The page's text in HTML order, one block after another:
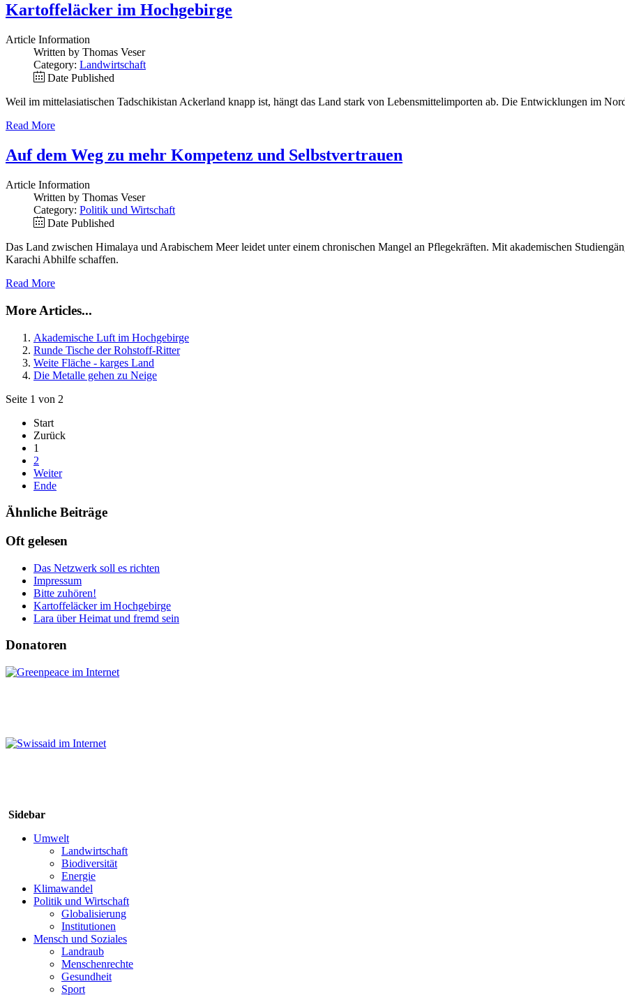
Kartoffeläcker im Hochgebirge
Article Information
Written by Thomas Veser
Category: Landwirtschaft
Date Published
Weil im mittelasiatischen Tadschikistan Ackerland knapp ist, hängt das Land stark von Lebensmittelimporten ab. Die Entwicklungen im
Read More
Auf dem Weg zu mehr Kompetenz und Selbstvertrauen
Article Information
Written by Thomas Veser
Category: Politik und Wirtschaft
Date Published
Das Land zwischen Himalaya und Arabischem Meer leidet unter einem chronischen Mangel an Pflegekräften. Mit akademischen
Karachi Abhilfe schaffen.
Read More
More Articles...
Akademische Luft im Hochgebirge
Runde Tische der Rohstoff-Ritter
Weite Fläche - karges Land
Die Metalle gehen zu Neige
Seite 1 von 2
Start
Zurück
1
2
Weiter
Ende
Ähnliche Beiträge
Oft gelesen
Das Netzwerk soll es richten
Impressum
Bitte zuhören!
Kartoffeläcker im Hochgebirge
Lara über Heimat und fremd sein
Donatoren
Sidebar
Umwelt
Landwirtschaft
Biodiversität
Energie
Klimawandel
Politik und Wirtschaft
Globalisierung
Institutionen
Mensch und Soziales
Landraub
Menschenrechte
Gesundheit
Sport